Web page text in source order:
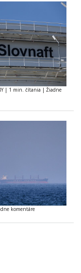
| 1 min. čítania | Žiadne
komentáre